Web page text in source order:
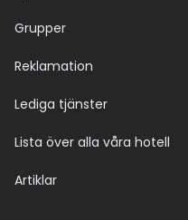
Grupper
Reklamation
Lediga tjänster
Lista över alla våra hotell
Artiklar